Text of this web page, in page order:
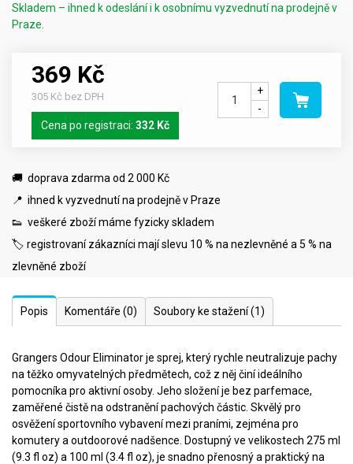
Skladem – ihned k odeslání i k osobnímu vyzvednutí na prodejně v
Praze.
369 Kč
305 Kč bez DPH
Cena po registraci: 332 Kč
+
-
🚚 doprava zdarma od 2 000 Kč
📍 ihned k vyzvednutí na prodejně v Praze
👟 veškeré zboží máme fyzicky skladem
🏷️ registrovaní zákazníci mají slevu 10 % na nezlevněné a 5 % na
zlevněné zboží
Popis Komentáře (0) Soubory ke stažení(1)
Grangers Odour Eliminator je sprej, který rychle neutralizuje pachy
na těžko omyvatelných předmětech, což z něj činí ideálního
pomocníka pro aktivní osoby. Jeho složení je bez parfemace,
zaměřené čistě na odstranění pachových částic. Skvělý pro
osvěžení sportovního vybavení mezi praními, zejména pro
komutery a outdoorové nadšence. Dostupný ve velikostech 275 ml
(9.3 fl oz) a 100 ml (3.4 fl oz), je snadno přenosný a praktický na